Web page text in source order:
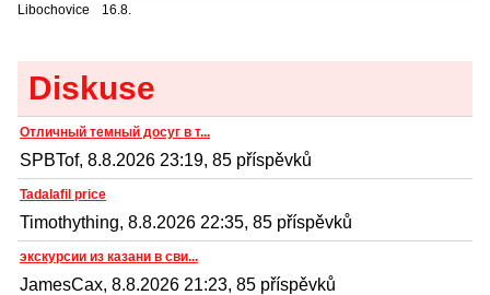
Libochovice 16.8.
Diskuse
Отличный темный досуг в т...
SPBTof, 8.8.2026 23:19, 85 příspěvků
Tadalafil price
Timothything, 8.8.2026 22:35, 85 příspěvků
экскурсии из казани в сви...
JamesCax, 8.8.2026 21:23, 85 příspěvků